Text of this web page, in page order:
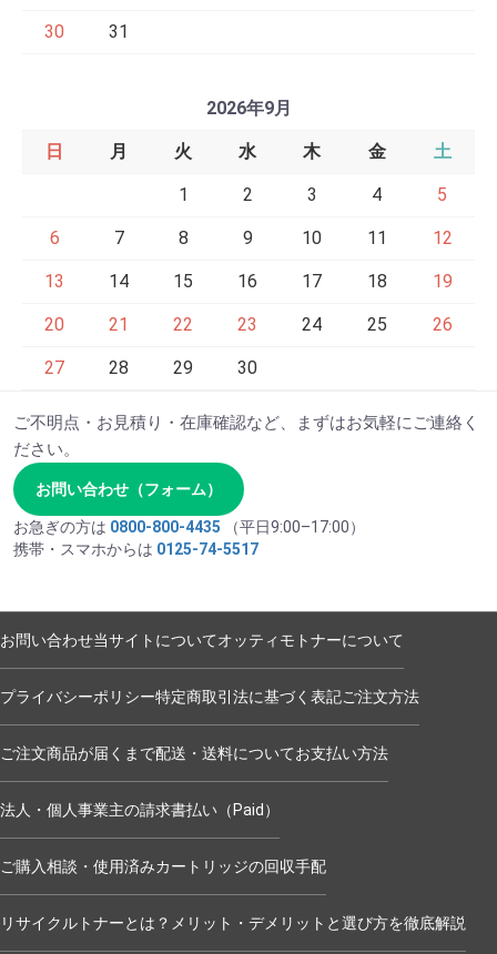
30 31
2026年9月
日 月 火 水 木 金 土
1 2 3 4 5
6 7 8 9 10 11 12
13 14 15 16 17 18 19
20 21 22 23 24 25 26
27 28 29 30
ご不明点・お見積り・在庫確認など、まずはお気軽にご連絡く
ださい。
お問い合わせ（フォーム）
お急ぎの方は 0800-800-4435 （平日9:00–17:00）
携帯・スマホからは 0125-74-5517
お問い合わせ当サイトについてオッティモトナーについて
プライバシーポリシー特定商取引法に基づく表記ご注文方法
ご注文商品が届くまで配送・送料についてお支払い方法
法人・個人事業主の請求書払い（Paid）
ご購入相談・使用済みカートリッジの回収手配
リサイクルトナーとは？メリット・デメリットと選び方を徹底解説